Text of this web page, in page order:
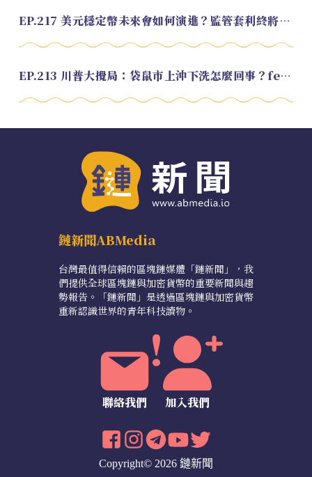
EP.217 美元穩定幣未來會如何演進？監管套利終將收斂？feat. 研究員 余哲安
EP.213 川普大攪局：袋鼠市上沖下洗怎麼回事？feat. Alvin
鏈新聞ABMedia
台灣最值得信賴的區塊鏈媒體「鏈新聞」，我
們提供全球區塊鏈與加密貨幣的重要新聞與趨
勢報告。「鏈新聞」是透過區塊鏈與加密貨幣
重新認識世界的青年科技讀物。
聯絡我們 加入我們
Copyright© 2026 鏈新聞